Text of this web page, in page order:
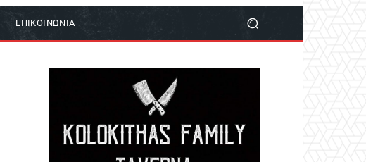
ΕΠΙΚΟΙΝΩΝΙΑ